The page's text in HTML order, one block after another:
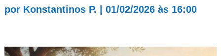
por Konstantinos P. 01/02/2026 às 16:00